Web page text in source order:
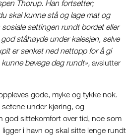
Thorup. Han fortsetter;
skal kunne stå og lage mat og
settingen rundt bordet eller
ståhøyde under kalesjen, selve
er senket ned nettopp for å gi
bevege deg rundt», avslutter
gode, myke og tykke nok.
under kjøring, og
god sittekomfort over tid, noe som
i havn og skal sitte lenge rundt